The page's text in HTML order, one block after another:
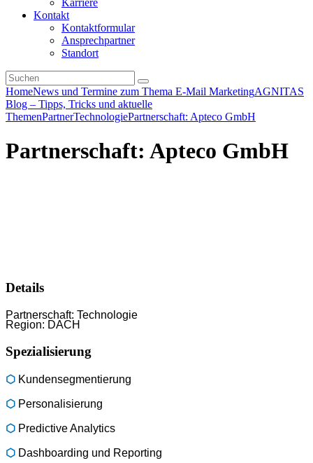
Karriere
Kontakt
Kontaktformular
Ansprechpartner
Standort
HomeNews und Termine zum Thema E-Mail MarketingAGNITAS
Blog – Tipps, Tricks und aktuelle
ThemenPartnerTechnologiePartnerschaft: Apteco GmbH
Partnerschaft: Apteco GmbH
Details
Partnerschaft: Technologie
Region: DACH
Spezialisierung
⬡ Kundensegmentierung
⬡ Personalisierung
⬡ Predictive Analytics
⬡ Dashboarding und Reporting